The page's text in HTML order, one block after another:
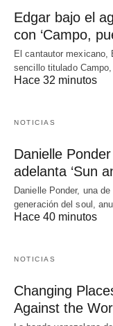
Edgar bajo el
con ‘Campo,
El cantautor mexicano,
sencillo titulado
Hace 32 minutos
NOTICIAS
Danielle
adelanta ‘Sun
Danielle Ponder, una
generación del soul,
Hace 40 minutos
NOTICIAS
Changing
Against the